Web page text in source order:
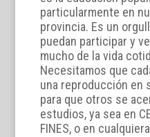
particularmente en
provincia. Es un
puedan participar y
mucho de la vida
Necesitamos que
una reproducción en
para que otros se
estudios, ya sea en
FINES, o en